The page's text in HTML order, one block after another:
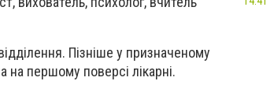
Пізніше у призначеному
на першому поверсі лікарні.